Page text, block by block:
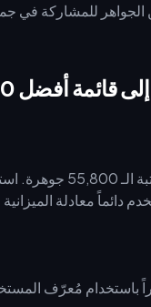
أفضل 100 لاعب
يتطلب الوصول إلى